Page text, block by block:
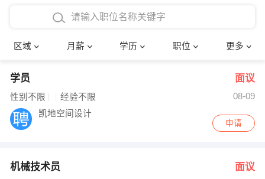
区域 月薪 学历 职位 更多
4000-5000元
8000-12000元
12000-20000元
博士
文员
财务会计
网络IT
确定
学员 面议
性别不限 经验不限
08-09
凯地空间设计
申请
机械技术员 面议